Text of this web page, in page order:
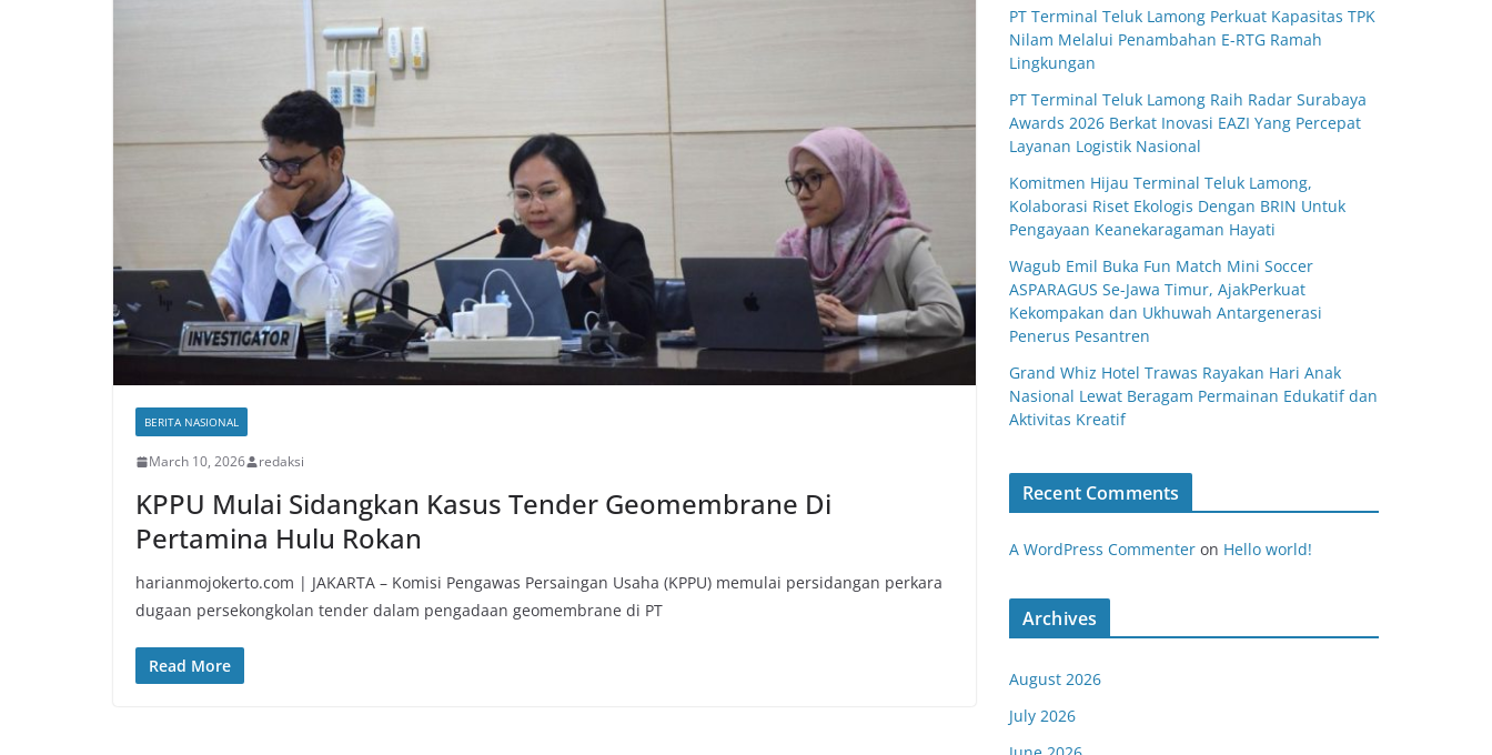
BERITA NASIONAL
March 10, 2026 redaksi
KPPU Mulai Sidangkan Kasus Tender Geomembrane Di
Pertamina Hulu Rokan
harianmojokerto.com | JAKARTA – Komisi Pengawas Persaingan Usaha (KPPU) memulai persidangan perkara
dugaan persekongkolan tender dalam pengadaan geomembrane di PT
Read More
PT Terminal Teluk Lamong Perkuat Kapasitas TPK
Nilam Melalui Penambahan E-RTG Ramah
Lingkungan
PT Terminal Teluk Lamong Raih Radar Surabaya
Awards 2026 Berkat Inovasi EAZI Yang Percepat
Layanan Logistik Nasional
Komitmen Hijau Terminal Teluk Lamong,
Kolaborasi Riset Ekologis Dengan BRIN Untuk
Pengayaan Keanekaragaman Hayati
Wagub Emil Buka Fun Match Mini Soccer
ASPARAGUS Se-Jawa Timur, AjakPerkuat
Kekompakan dan Ukhuwah Antargenerasi
Penerus Pesantren
Grand Whiz Hotel Trawas Rayakan Hari Anak
Nasional Lewat Beragam Permainan Edukatif dan
Aktivitas Kreatif
Recent Comments
A WordPress Commenter on Hello world!
Archives
August 2026
July 2026